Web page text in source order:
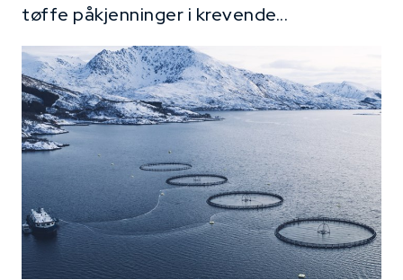
tøffe påkjenninger i krevende...